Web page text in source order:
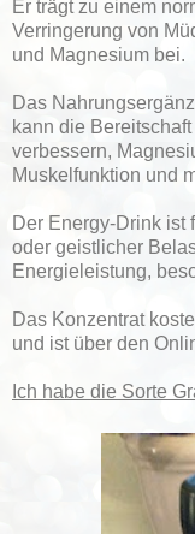
Er trägt zu einem
Verringerung von
und Magnesium bei.
Das
kann die
verbessern,
Muskelfunktion und
Der Energy-Drink ist
oder geistlicher
Energieleistung,
Das Konzentrat
und ist über den
Ich habe die Sorte